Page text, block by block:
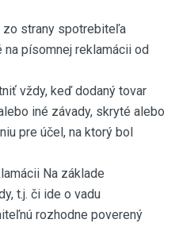
zo strany spotrebiteľa
písomnej reklamácii od
vždy, keď dodaný tovar
iné závady, skryté alebo
pre účel, na ktorý bol
Na základe
t.j. či ide o vadu
rozhodne poverený